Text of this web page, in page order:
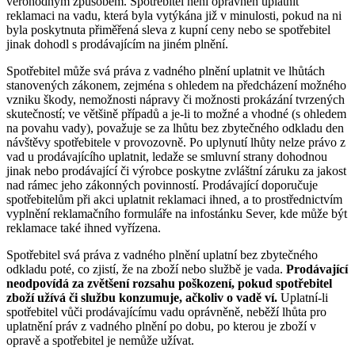
reklamaci na vadu, která byla vytýkána již v minulosti, pokud na ni
byla poskytnuta přiměřená sleva z kupní ceny nebo se spotřebitel
jinak dohodl s prodávajícím na jiném plnění.
Spotřebitel může svá práva z vadného plnění uplatnit ve lhůtách
stanovených zákonem, zejména s ohledem na předcházení možného
vzniku škody, nemožnosti nápravy či možnosti prokázání tvrzených
skutečností; ve většině případů a je-li to možné a vhodné (s ohledem
na povahu vady), považuje se za lhůtu bez zbytečného odkladu den
návštěvy spotřebitele v provozovně. Po uplynutí lhůty nelze právo z
vad u prodávajícího uplatnit, ledaže se smluvní strany dohodnou
jinak nebo prodávající či výrobce poskytne zvláštní záruku za jakost
nad rámec jeho zákonných povinností. Prodávající doporučuje
spotřebitelům při akci uplatnit reklamaci ihned, a to prostřednictvím
vyplnění reklamačního formuláře na infostánku Sever, kde může být
reklamace také ihned vyřízena.
Spotřebitel svá práva z vadného plnění uplatní bez zbytečného
odkladu poté, co zjistí, že na zboží nebo službě je vada. Prodávající
neodpovídá za zvětšení rozsahu poškození, pokud spotřebitel
zboží užívá či službu konzumuje, ačkoliv o vadě ví. Uplatní-li
spotřebitel vůči prodávajícímu vadu oprávněně, neběží lhůta pro
uplatnění práv z vadného plnění po dobu, po kterou je zboží v
opravě a spotřebitel je nemůže užívat.